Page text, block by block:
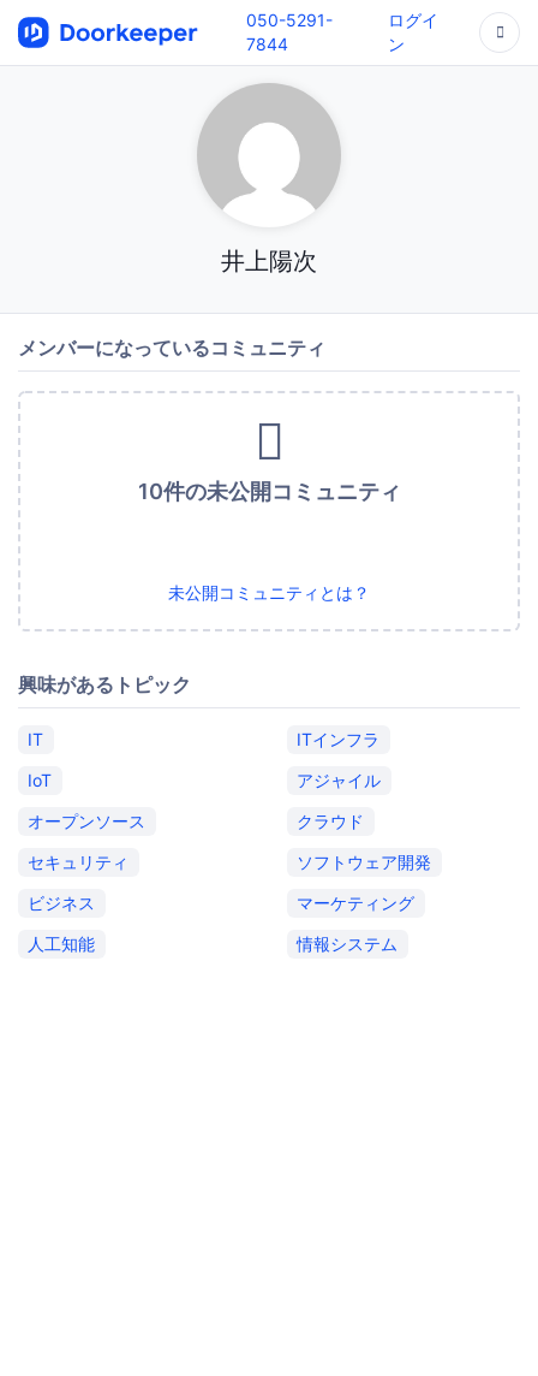
050-5291-
7844
ログイ
ン
井上陽次
メンバーになっているコミュニティ
10件の未公開コミュニティ
未公開コミュニティとは？
興味があるトピック
IT
ITインフラ
IoT
アジャイル
オープンソース
クラウド
セキュリティ
ソフトウェア開発
ビジネス
マーケティング
人工知能
情報システム